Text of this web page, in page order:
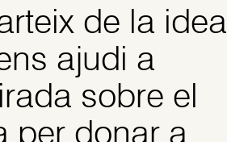
de la idea
ajudi a
sobre el
per donar a